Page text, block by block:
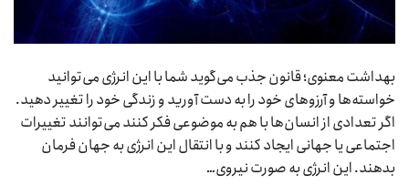
بهداشت معنوی؛ قانون جذب می‌گوید شما با این انرژی می‌توانید
خواسته‌ها و آرزوهای خود را به دست آورید و زندگی خود را تغییر دهید.
اگر تعدادی از انسان‌ها با هم به موضوعی فکر کنند می‌توانند تغییرات
اجتماعی یا جهانی ایجاد کنند و با انتقال این انرژی به جهان فرمان
بدهند. این انرژی به صورت نیروی…